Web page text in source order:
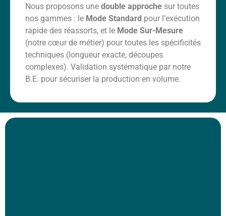
Nous proposons une double approche sur toutes
nos gammes : le Mode Standard pour l’exécution
rapide des réassorts, et le Mode Sur-Mesure
(notre cœur de métier) pour toutes les spécificités
techniques (longueur exacte, découpes
complexes). Validation systématique par notre
B.E. pour sécuriser la production en volume.